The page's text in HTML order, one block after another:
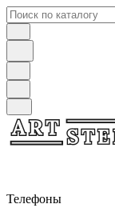
Телефоны